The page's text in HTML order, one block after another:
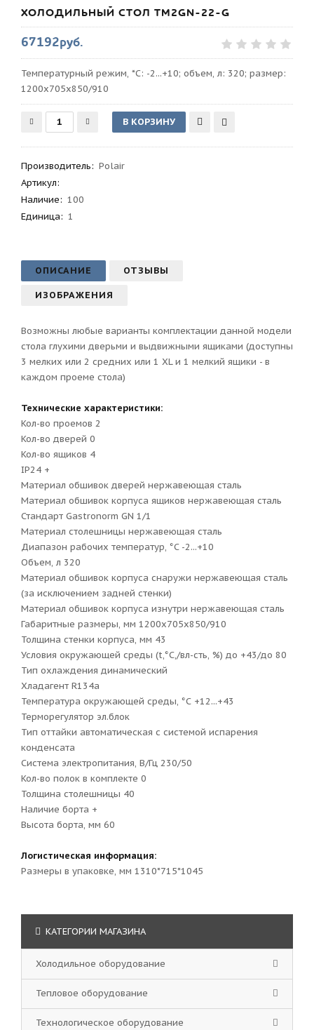
ХОЛОДИЛЬНЫЙ СТОЛ TM2GN-22-G
67192руб.
Температурный режим, *С: -2...+10; объем, л: 320; размер:
1200х705х850/910
Производитель: Polair
Артикул:
Наличие: 100
Единица: 1
ОПИСАНИЕ ОТЗЫВЫ
ИЗОБРАЖЕНИЯ
Возможны любые варианты комплектации данной модели
стола глухими дверьми и выдвижными ящиками (доступны
3 мелких или 2 средних или 1 XL и 1 мелкий ящики - в
каждом проеме стола)
Технические характеристики:
Кол-во проемов 2
Кол-во дверей 0
Кол-во ящиков 4
IP24 +
Материал обшивок дверей нержавеющая сталь
Материал обшивок корпуса ящиков нержавеющая сталь
Стандарт Gastronorm GN 1/1
Материал столешницы нержавеющая сталь
Диапазон рабочих температур, °C -2...+10
Объем, л 320
Материал обшивок корпуса снаружи нержавеющая сталь
(за исключением задней стенки)
Материал обшивок корпуса изнутри нержавеющая сталь
Габаритные размеры, мм 1200х705х850/910
Толщина стенки корпуса, мм 43
Условия окружающей среды (t,°C,/вл-сть, %) до +43/до 80
Тип охлаждения динамический
Хладагент R134a
Температура окружающей среды, °С +12...+43
Терморегулятор эл.блок
Тип оттайки автоматическая с системой испарения
конденсата
Система электропитания, В/Гц 230/50
Кол-во полок в комплекте 0
Толщина столешницы 40
Наличие борта +
Высота борта, мм 60
Логистическая информация:
Размеры в упаковке, мм 1310*715*1045
КАТЕГОРИИ МАГАЗИНА
Холодильное оборудование
Тепловое оборудование
Технологическое оборудование